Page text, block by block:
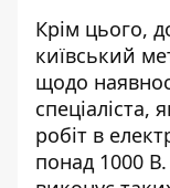
Крім цього,
київський
щодо
робіт в
понад 1000